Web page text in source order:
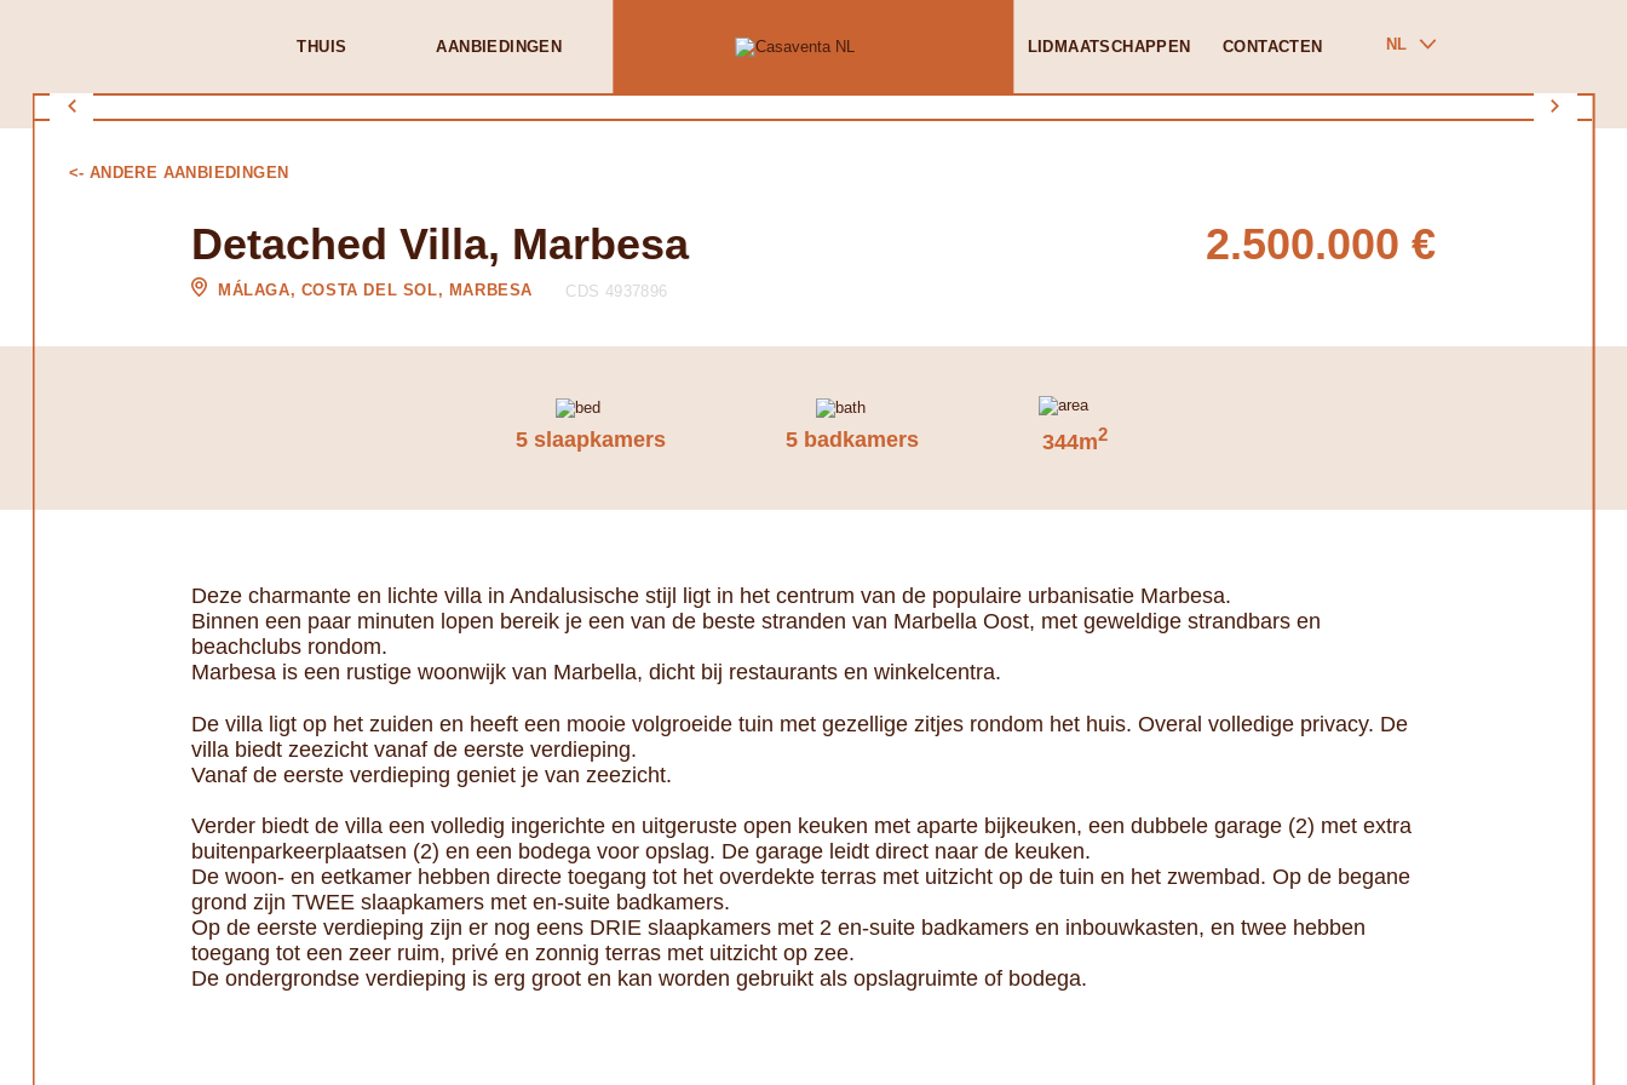
THUIS AANBIEDINGEN LIDMAATSCHAPPEN CONTACTEN NL
<- ANDERE AANBIEDINGEN
Detached Villa, Marbesa
MÁLAGA, COSTA DEL SOL, MARBESA CDS 4937896
2.500.000 €
5 slaapkamers 5 badkamers 344m2
Deze charmante en lichte villa in Andalusische stijl ligt in het centrum van de populaire urbanisatie Marbesa.
Binnen een paar minuten lopen bereik je een van de beste stranden van Marbella Oost, met geweldige strandbars en
beachclubs rondom.
Marbesa is een rustige woonwijk van Marbella, dicht bij restaurants en winkelcentra.
De villa ligt op het zuiden en heeft een mooie volgroeide tuin met gezellige zitjes rondom het huis. Overal volledige privacy. De
villa biedt zeezicht vanaf de eerste verdieping.
Vanaf de eerste verdieping geniet je van zeezicht.
Verder biedt de villa een volledig ingerichte en uitgeruste open keuken met aparte bijkeuken, een dubbele garage (2) met extra
buitenparkeerplaatsen (2) en een bodega voor opslag. De garage leidt direct naar de keuken.
De woon- en eetkamer hebben directe toegang tot het overdekte terras met uitzicht op de tuin en het zwembad. Op de begane
grond zijn TWEE slaapkamers met en-suite badkamers.
Op de eerste verdieping zijn er nog eens DRIE slaapkamers met 2 en-suite badkamers en inbouwkasten, en twee hebben
toegang tot een zeer ruim, privé en zonnig terras met uitzicht op zee.
De ondergrondse verdieping is erg groot en kan worden gebruikt als opslagruimte of bodega.